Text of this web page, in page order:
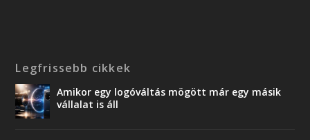
Legfrissebb cikkek
Amikor egy logóváltás mögött már egy másik
vállalat is áll